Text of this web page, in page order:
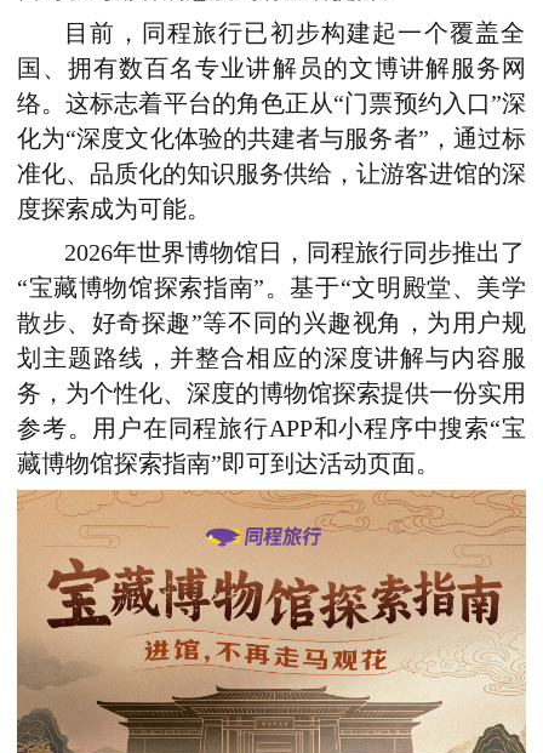
目前，同程旅行已初步构建起一个覆盖全
国、拥有数百名专业讲解员的文博讲解服务网
络。这标志着平台的角色正从“门票预约入口”深
化为“深度文化体验的共建者与服务者”，通过标
准化、品质化的知识服务供给，让游客进馆的深
度探索成为可能。
2026年世界博物馆日 ， 同程旅行同步推出了
“宝藏博物馆探索指南”。基于“文明殿堂、美学
散步、好奇探趣”等不同的兴趣视角，为用户规
划主题路线，并整合相应的深度讲解与内容服
务，为个性化、深度的博物馆探索提供一份实用
参考。用户在同程旅行APP和小程序中搜索“宝
藏博物馆探索指南”即可到达活动页面。